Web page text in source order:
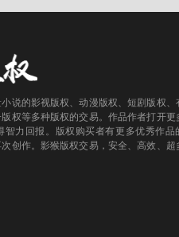
说的影视版权、动漫版权、短剧版权、
权等多种版权的交易。作品作者打开更
智力回报。版权购买者有更多优秀作品
创作。影猴版权交易，安全、高效、超